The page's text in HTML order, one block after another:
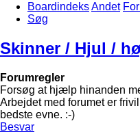
BoardindeksAndet
Søg
Skinner / Hjul /
Forumregler
Forsøg at hjælp hinanden
Arbejdet med forumet er
bedste evne. :-)
Besvar